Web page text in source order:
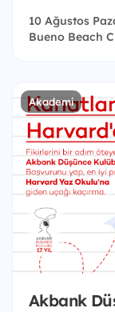
10 Ağustos
Bueno Beach
Akademi
Akbank